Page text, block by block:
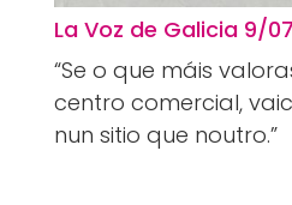
La Voz de Galicia 9/
“Se o que máis
centro comercial,
nun sitio que noutro.”